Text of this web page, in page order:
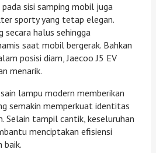
sisi samping mobil juga
sporty yang tetap elegan.
secara halus sehingga
saat mobil bergerak. Bahkan
posisi diam, Jaecoo J5 EV
menarik.
lampu modern memberikan
semakin memperkuat identitas
Selain tampil cantik, keseluruhan
menciptakan efisiensi
baik.